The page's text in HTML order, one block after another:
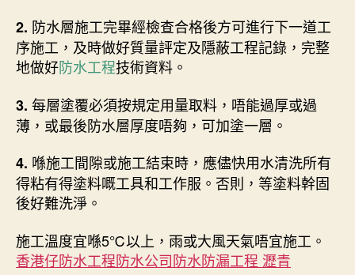
2. 防水層施工完畢經檢查合格後方可進行下一道工
序施工，及時做好質量評定及隱蔽工程記錄，完整
地做好防水工程技術資料。
3. 每層塗覆必須按規定用量取料，唔能過厚或過
薄，或最後防水層厚度唔夠，可加塗一層。
4. 喺施工間隙或施工結束時，應儘快用水清洗所有
得粘有得塗料嘅工具和工作服。否則，等塗料幹固
後好難洗淨。
施工溫度宜喺5℃以上，雨或大風天氣唔宜施工。
香港仔防水工程防水公司防水防漏工程 瀝青